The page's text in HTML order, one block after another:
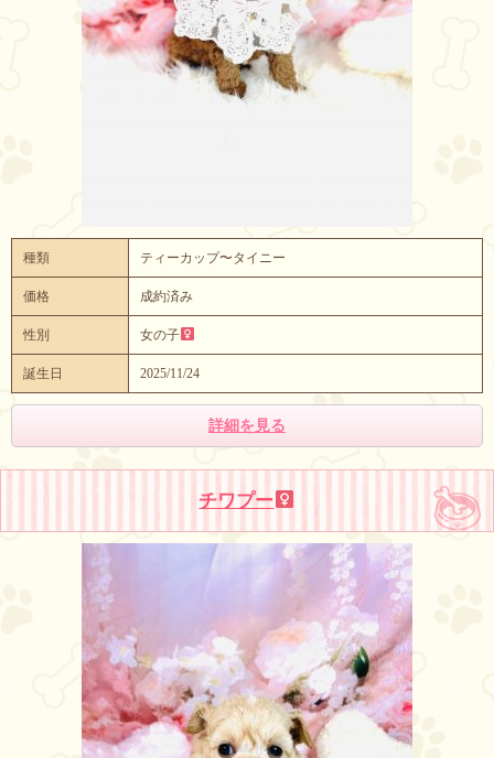
種類 ティーカップ〜タイニー
価格 成約済み
性別 女の子
誕生日 2025/11/24
詳細を見る
チワプー